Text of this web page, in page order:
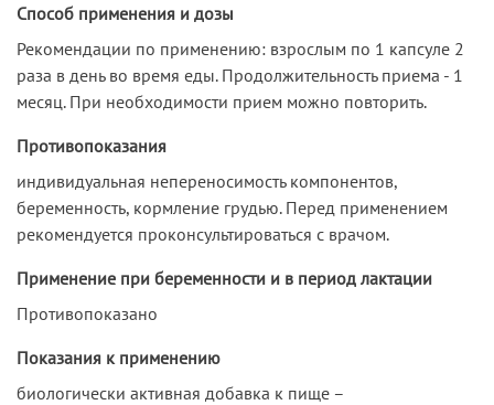
Способ применения и дозы
Рекомендации по применению: взрослым по 1 капсуле 2
раза в день во время еды. Продолжительность приема - 1
месяц. При необходимости прием можно повторить.
Противопоказания
индивидуальная непереносимость компонентов,
беременность, кормление грудью. Перед применением
рекомендуется проконсультироваться с врачом.
Применение при беременности и в период лактации
Противопоказано
Показания к применению
биологически активная добавка к пище –